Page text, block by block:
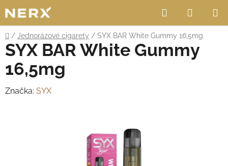
na
obsah
Hledat
KOŠÍK
Domů
/ Jednorázové cigarety / SYX BAR White Gummy 16,5mg
SYX BAR White Gummy
16,5mg
Značka: SYX